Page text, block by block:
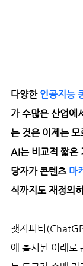
다양한 인공지능
가 수많은 산업에
는 것은 이제는
AI는 비교적 짧은
당자가 콘텐츠 마
식까지도 재정의
챗지피티
에 출시된 이래로